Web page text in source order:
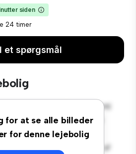
siden
24 timer
et spørgsmål
for at se alle billeder
for denne lejebolig
på Fjerbregnevej
Dette rummelige 3-værelses
og komfortabelt
layout giver masser af